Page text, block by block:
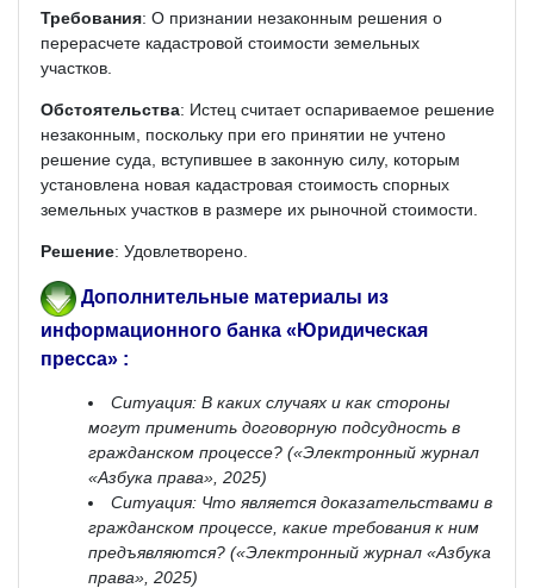
Требования: О признании незаконным решения о
перерасчете кадастровой стоимости земельных
участков.
Обстоятельства: Истец считает оспариваемое решение
незаконным, поскольку при его принятии не учтено
решение суда, вступившее в законную силу, которым
установлена новая кадастровая стоимость спорных
земельных участков в размере их рыночной стоимости.
Решение: Удовлетворено.
Дополнительные материалы из
информационного банка «Юридическая
пресса» :
Ситуация: В каких случаях и как стороны
могут применить договорную подсудность в
гражданском процессе? («Электронный журнал
«Азбука права», 2025)
Ситуация: Что является доказательствами в
гражданском процессе, какие требования к ним
предъявляются? («Электронный журнал «Азбука
права», 2025)